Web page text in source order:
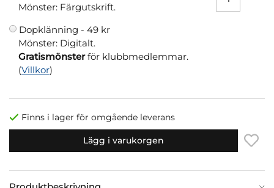
Mönster: Färgutskrift.
Dopklänning - 49 kr
Mönster: Digitalt.
Gratismönsterför klubbmedlemmar.
(Villkor)
Finns i lager för omgående leverans
Lägg i varukorgen